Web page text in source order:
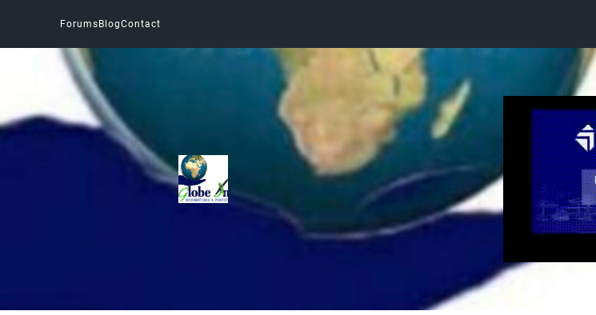
Forums BlogContact